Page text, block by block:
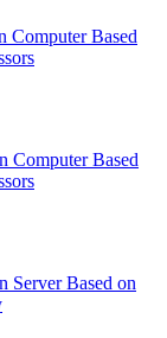
Computer Based
Computer Based
Server Based on